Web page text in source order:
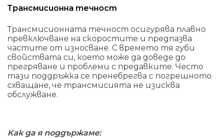
Трансмисионна течност
Трансмисионната течност осигурява плавно
превключване на скоростите и предпазва
частите от износване. С времето тя губи
свойствата си, което може да доведе до
прегряване и проблеми с предавките. Често
тази поддръжка се пренебрегва с погрешното
схващане, че трансмисията не изисква
обслужване.
Как да я поддържаме: